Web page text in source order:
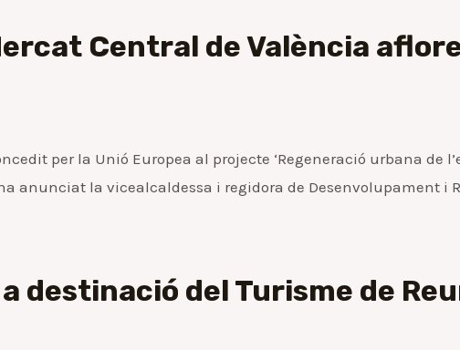
Central de València
per la Unió Europea al projecte ‘Regeneració urbana de
anunciat la vicealcaldessa i regidora de Desenvolupament i
destinació del Turisme de